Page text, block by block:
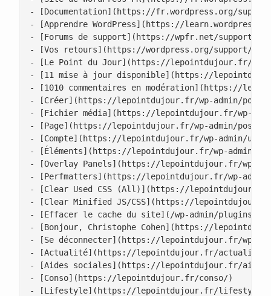
- [Documentation](https://fr.wordpress.org/
- [Apprendre WordPress](https://
- [Forums de support](https://wpfr.net/support)
- [Vos retours](https://wordpress.org/support/
- [Le Point du Jour](https://lepointdujour.fr/)
- [11 mise à jour disponible](https://
- [1010 commentaires en modération](https://
- [Créer](https://lepointdujour.fr/wp-admin/post-
- [Fichier média](https://lepointdujour.fr/wp-
- [Page](https://lepointdujour.fr/wp-admin/post-
- [Compte](https://lepointdujour.fr/wp-admin/user-
- [Éléments](https://lepointdujour.fr/wp-admin/
- [Overlay Panels](https://lepointdujour.fr/wp-
- [Perfmatters](https://lepointdujour.fr/wp-admin/
- [Clear Used CSS (All)](https://lepointdujour.fr/wp-
- [Clear Minified JS/CSS](https://lepointdujour.fr/wp-
- [Effacer le cache du site](/wp-admin/
- [Bonjour, Christophe Cohen](https://
- [Se déconnecter](https://lepointdujour.fr/wp-
- [Actualité](https://lepointdujour.fr/actualite/)
- [Aides sociales](https://lepointdujour.fr/
- [Conso](https://lepointdujour.fr/conso/)
- [Lifestyle](https://lepointdujour.fr/lifestyle/)